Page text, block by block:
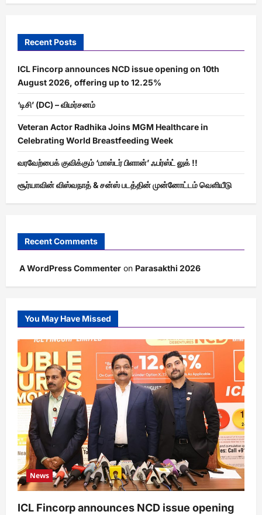
Recent Posts
ICL Fincorp announces NCD issue opening on 10th
August 2026, offering up to 12.25%
‘டிசி’ (DC) – விமர்சனம்
Veteran Actor Radhika Joins MGM Healthcare in
Celebrating World Breastfeeding Week
வரவேற்பைக் குவிக்கும் ‘மாஸ்டர் பிளான்’ ஃபர்ஸ்ட் லுக் !!
சூர்யாவின் விஸ்வநாத் & சன்ஸ் படத்தின் முன்னோட்டம் வெளியீடு
Recent Comments
A WordPress Commenter on Parasakthi 2026
You May Have Missed
News
ICL Fincorp announces NCD issue opening